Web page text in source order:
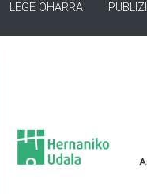
LEGE OHARRA